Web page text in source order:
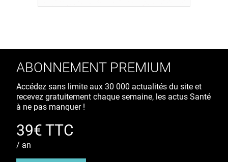
ABONNEMENT PREMIUM
Accédez sans limite aux 30 000 actualités du site et
recevez gratuitement chaque semaine, les actus Santé
à ne pas manquer !
39€ TTC
/ an